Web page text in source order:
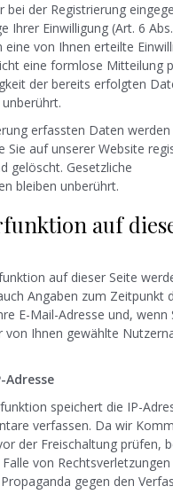
bei der Registrierung
Ihrer Einwilligung (Art. 6
eine von Ihnen erteilte
eine formlose Mitteilung
der bereits erfolgten
erfassten Daten
Sie auf unserer Website
gelöscht. Gesetzliche
bleiben unberührt.
auf
auf dieser Seite
Angaben zum Zeitpunkt
E-Mail-Adresse und, wenn
von Ihnen gewählte
Adresse
speichert die IP-
verfassen. Da wir
der Freischaltung prüfen,
von Rechtsverletzungen
gegen den